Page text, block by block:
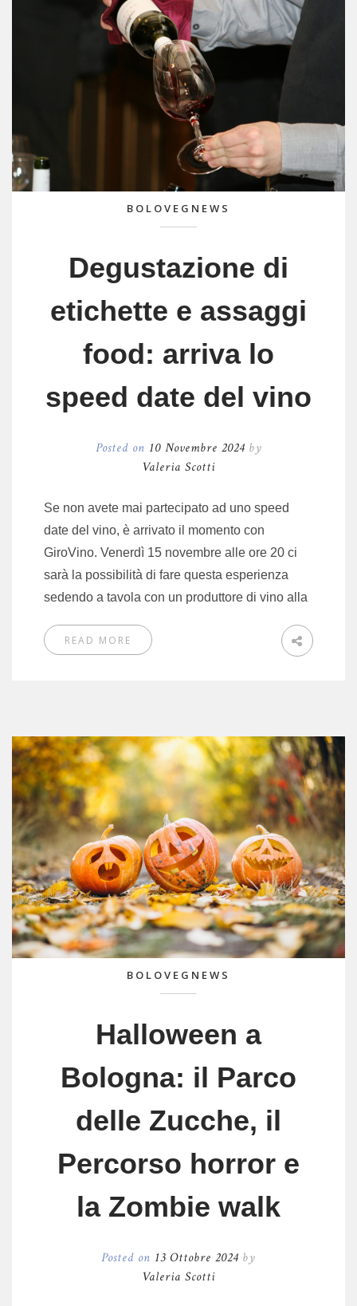
BOLOVEGNEWS
Degustazione di
etichette e assaggi
food: arriva lo
speed date del vino
Posted on 10 Novembre 2024 by
Valeria Scotti
Se non avete mai partecipato ad uno speed
date del vino, è arrivato il momento con
GiroVino. Venerdì 15 novembre alle ore 20 ci
sarà la possibilità di fare questa esperienza
sedendo a tavola con un produttore di vino alla
READ MORE
BOLOVEGNEWS
Halloween a
Bologna: il Parco
delle Zucche, il
Percorso horror e
la Zombie walk
Posted on 13 Ottobre 2024 by
Valeria Scotti